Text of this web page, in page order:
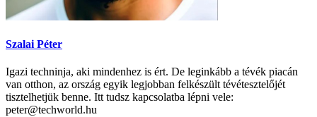
Szalai Péter
Igazi techninja, aki mindenhez is ért. De leginkább a tévék piacán
van otthon, az ország egyik legjobban felkészült tévétesztelőjét
tisztelhetjük benne. Itt tudsz kapcsolatba lépni vele:
peter@techworld.hu